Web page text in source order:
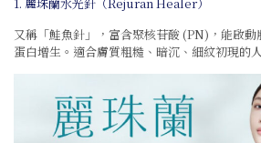
又稱「鮭魚針」，富含聚核苷酸 (PN)，能啟
蛋白增生。適合膚質粗糙、暗沉、細紋初現的